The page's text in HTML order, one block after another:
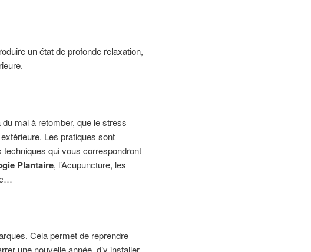
un état de profonde relaxation,
mal à retomber, que le stress
Les pratiques sont
qui vous correspondront
Plantaire, l’Acupuncture, les
Cela permet de reprendre